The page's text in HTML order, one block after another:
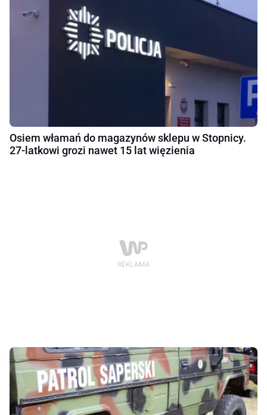
Osiem włamań do magazynów sklepu w Stopnicy.
27-latkowi grozi nawet 15 lat więzienia